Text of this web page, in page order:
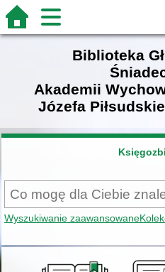
Biblioteka
Akademii
Józefa
Wyszukiwanie zaawansowane